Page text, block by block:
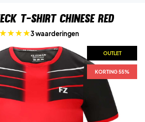
T-shirt Chinese Red
3 waarderingen
OUTLET
KORTING 55%
OUTLET
KORTING 55%
OUTLET
KORTING 55%
OUTLET
KORTING 55%